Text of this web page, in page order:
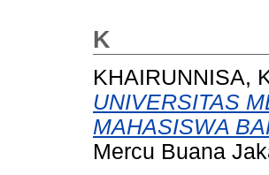
K
KHAIRUNNISA,
UNIVERSITAS
MAHASISWA
Mercu Buana